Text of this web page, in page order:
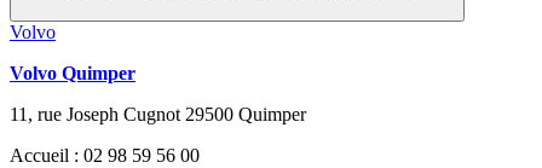
Volvo
Volvo Quimper
11, rue Joseph Cugnot 29500 Quimper
Accueil : 02 98 59 56 00